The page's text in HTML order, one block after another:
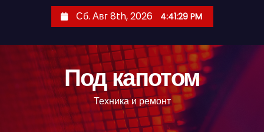
Сб. Авг 8th, 2026 4:41:30 PM
Под капотом
Техника и ремонт